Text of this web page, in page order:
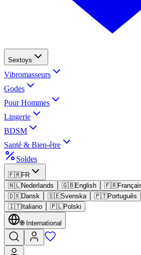
Sextoys
Vibromasseurs
Godes
Pour Hommes
Lingerie
BDSM
Santé & Bien-être
Soldes
🇫🇷FR
🇳🇱Nederlands 🇬🇧English 🇫🇷
🇩🇰Dansk 🇸🇪Svenska 🇵🇹Português
🇮🇹Italiano 🇵🇱Polski
🌐 International